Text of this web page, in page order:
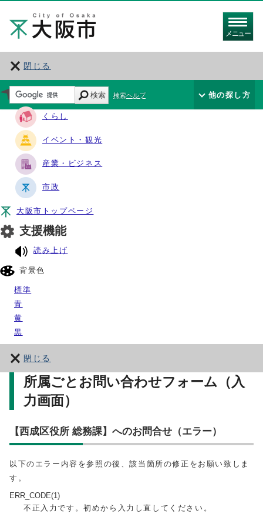
メニュー
閉じる
サイト・ナビ
くらし
イベント・観光
産業・ビジネス
市政
大阪市トップページ
支援機能
読み上げ
背景色
標準
青
黄
黒
閉じる
検索 検索ヘルプ 他の探し方
所属ごとお問い合わせフォーム（入
力画面）
【西成区役所 総務課】へのお問合せ（エラー）
以下のエラー内容を参照の後、該当箇所の修正をお願い致しま
す。
ERR_CODE(1)
不正入力です。初めから入力し直してください。